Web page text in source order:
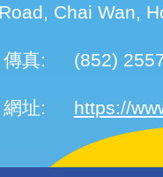
Chai Wan,
傳真: (852)
網址: https://